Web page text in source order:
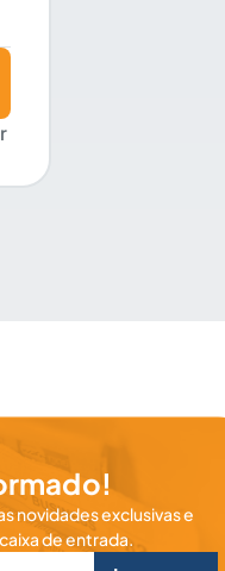
novidades exclusivas e
de entrada.